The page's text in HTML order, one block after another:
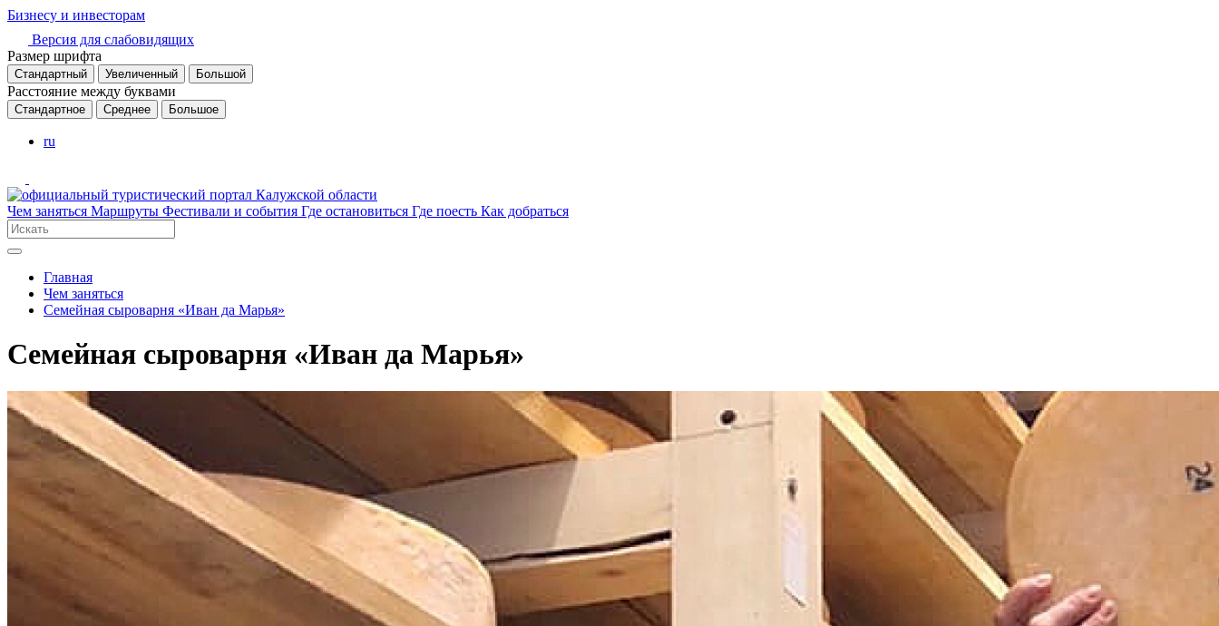
Бизнесу и инвесторам
Версия для слабовидящих
Размер шрифта
Стандартный Увеличенный Большой
Расстояние между буквами
Стандартное Среднее Большое
ru
Чем заняться Маршруты Фестивали и события Где остановиться Где поесть Как добраться
Главная
Чем заняться
Семейная сыроварня «Иван да Марья»
Семейная сыроварня «Иван да Марья»